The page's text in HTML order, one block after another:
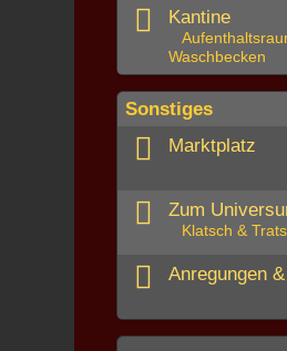
Kantine
Waschbecken
Sonstiges
Marktplatz
Zum
Klatsch &
Anregungen